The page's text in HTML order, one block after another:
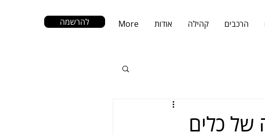
להרשמה הרכבים קהילה אודות More
של כלים